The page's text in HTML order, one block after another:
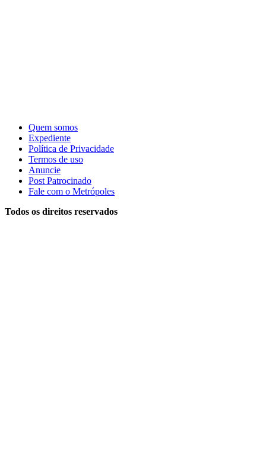
Quem somos
Expediente
Política de Privacidade
Termos de uso
Anuncie
Post Patrocinado
Fale com o Metrópoles
Todos os direitos reservados